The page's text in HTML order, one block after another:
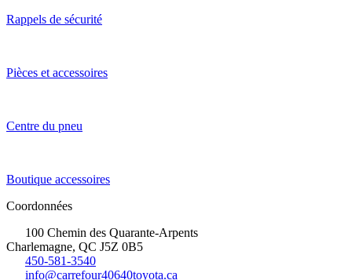
Rappels de sécurité
Pièces et accessoires
Centre du pneu
Boutique accessoires
Coordonnées
100 Chemin des Quarante-Arpents
Charlemagne, QC J5Z 0B5
450-581-3540
info@carrefour40640toyota.ca